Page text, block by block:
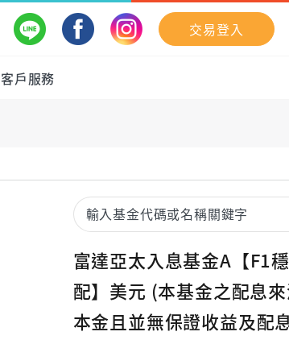
交易登入
客戶服務
富達亞太入息基金A【F1
配】美元 (本基金之配息
本金且並無保證收益及配